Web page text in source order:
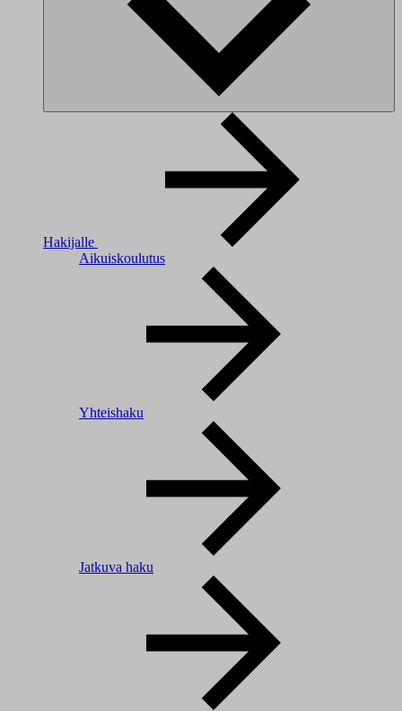
Hakijalle
Aikuiskoulutus
Yhteishaku
Jatkuva haku